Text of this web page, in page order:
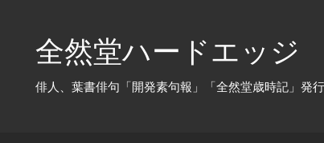
全然堂ハードエッジ
俳人、葉書俳句「開発素句報」「全然堂歳時記」発行